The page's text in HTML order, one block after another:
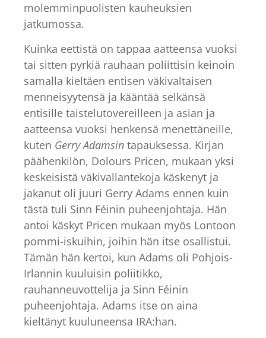
molemminpuolisten kauheuksien
jatkumossa.
Kuinka eettistä on tappaa aatteensa vuoksi
tai sitten pyrkiä rauhaan poliittisin keinoin
samalla kieltäen entisen väkivaltaisen
menneisyytensä ja kääntää selkänsä
entisille taistelutovereilleen ja asian ja
aatteensa vuoksi henkensä menettäneille,
kuten Gerry Adamsin tapauksessa. Kirjan
päähenkilön, Dolours Pricen, mukaan yksi
keskeisistä väkivallantekoja käskenyt ja
jakanut oli juuri Gerry Adams ennen kuin
tästä tuli Sinn Féinin puheenjohtaja. Hän
antoi käskyt Pricen mukaan myös Lontoon
pommi-iskuihin, joihin hän itse osallistui.
Tämän hän kertoi, kun Adams oli Pohjois-
Irlannin kuuluisin poliitikko,
rauhanneuvottelija ja Sinn Féinin
puheenjohtaja. Adams itse on aina
kieltänyt kuuluneensa IRA:han.